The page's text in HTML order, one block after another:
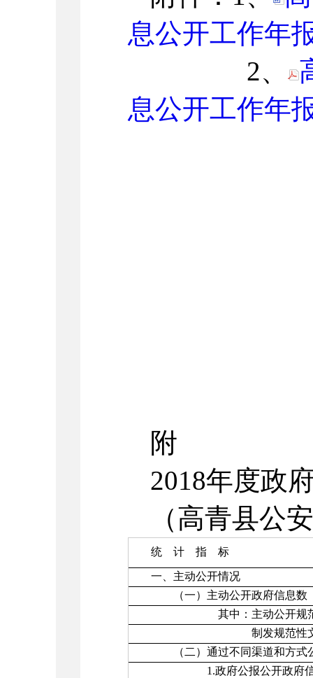
息公开工作年
2、
息公开工作年
附
2018年度政
（高青县公
统 计 指 标
一、主动公开情况
（一）主动公开政府信息数
其中：主动公开规范
制发规范性文件
（二）通过不同渠道和方式
1.政府公报公开政府信